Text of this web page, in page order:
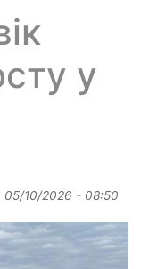
у
05/10/2026 - 08:50